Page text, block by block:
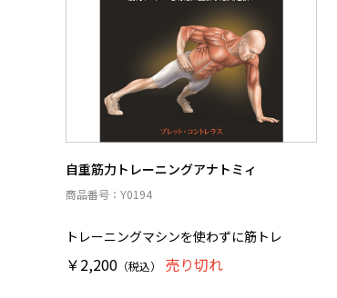
自重筋力トレーニングアナトミィ
商品番号：Y0194
トレーニングマシンを使わずに筋トレ
￥2,200 （税込） 売り切れ